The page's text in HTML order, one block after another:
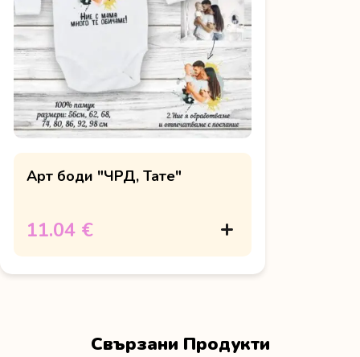
Арт боди "ЧРД, Тате"
11.04 €
Свързани Продукти